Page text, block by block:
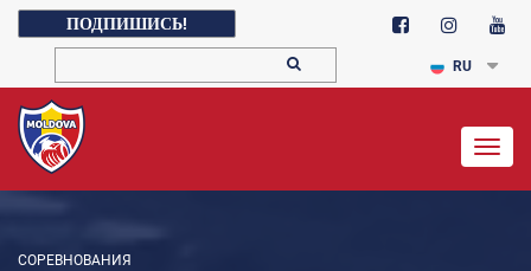
ПОДПИШИСЬ!
RU
СОРЕВНОВАНИЯ